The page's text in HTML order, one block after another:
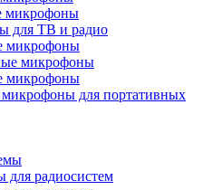
микрофоны
для ТВ и радио
микрофоны
микрофоны
микрофоны
для портативных
для радиосистем